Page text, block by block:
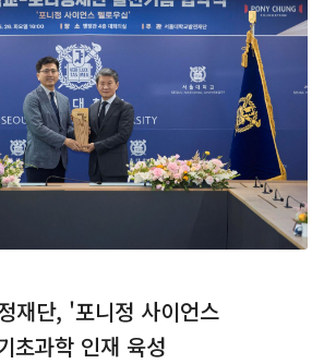
재단, '포니정 사이언스
초과학 인재 육성